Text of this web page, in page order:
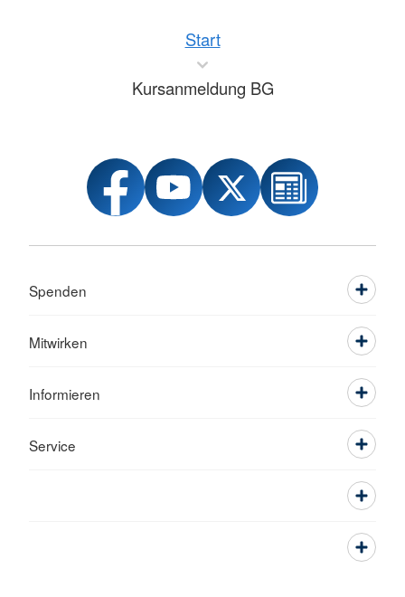
Start
Kursanmeldung BG
Spenden
Mitwirken
Informieren
Service